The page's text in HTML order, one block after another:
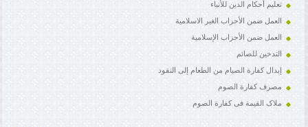
تعلیم أحکام الدین للأنباء
العمل ضمن الأحزاب الغیر الاسلامیة
العمل ضمن الأحزاب الإسلامیة
التدخین للصائم
إبدال کفارة الصیام من الطعام إلی النقود
مصرف کفارة الصوم
ملاک القیمة فی کفارة الصوم